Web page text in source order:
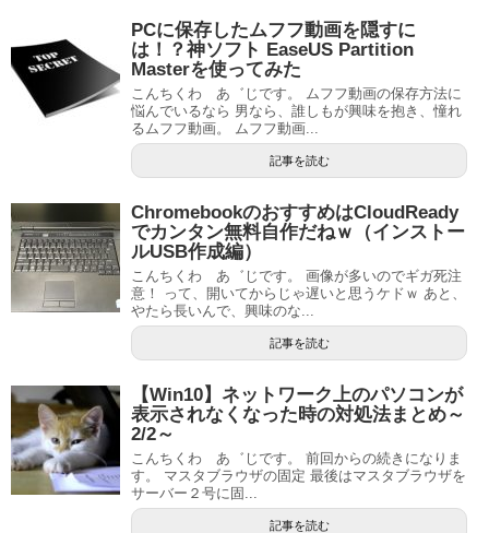
PCに保存したムフフ動画を隠すに
は！？神ソフト EaseUS Partition
Masterを使ってみた
こんちくわ あ゛じです。 ムフフ動画の保存方法に
悩んでいるなら 男なら、誰しもが興味を抱き、憧れ
るムフフ動画。 ムフフ動画...
記事を読む
ChromebookのおすすめはCloudReady
でカンタン無料自作だねｗ（インストー
ルUSB作成編）
こんちくわ あ゛じです。 画像が多いのでギガ死注
意！ って、開いてからじゃ遅いと思うケドｗ あと、
やたら長いんで、興味のな...
記事を読む
【Win10】ネットワーク上のパソコンが
表示されなくなった時の対処法まとめ～
2/2～
こんちくわ あ゛じです。 前回からの続きになりま
す。 マスタブラウザの固定 最後はマスタブラウザを
サーバー２号に固...
記事を読む